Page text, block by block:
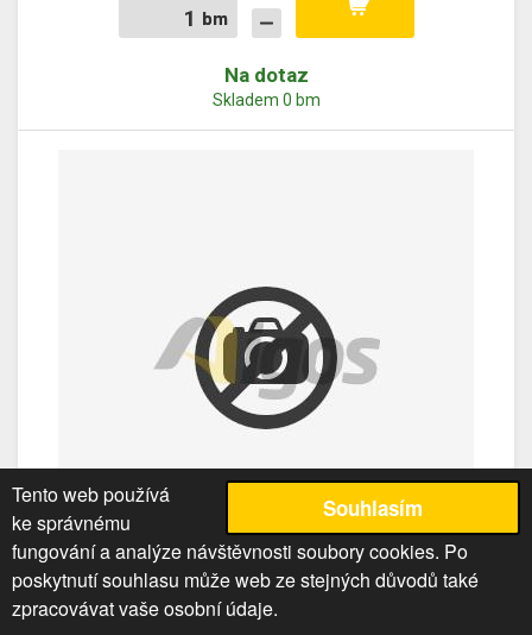
Souhlasím
Tento web používá
ke správnému
fungování a analýze návštěvnosti soubory cookies. Po
poskytnutí souhlasu může web ze stejných důvodů také
zpracovávat vaše osobní údaje.
bm
bm
Na dotaz
Skladem 0 bm
Hrana ABS Rehau 3636W 23x2 dub (0376-SU)